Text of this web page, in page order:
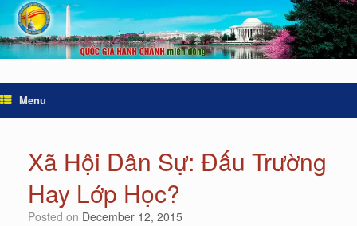
Menu
Xã Hội Dân Sự: Đấu Trường
Hay Lớp Học?
Posted on December 12, 2015